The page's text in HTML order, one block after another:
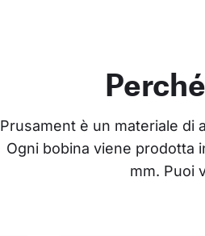
Prusament è un materiale di
Ogni bobina viene prodotta
mm. Puoi